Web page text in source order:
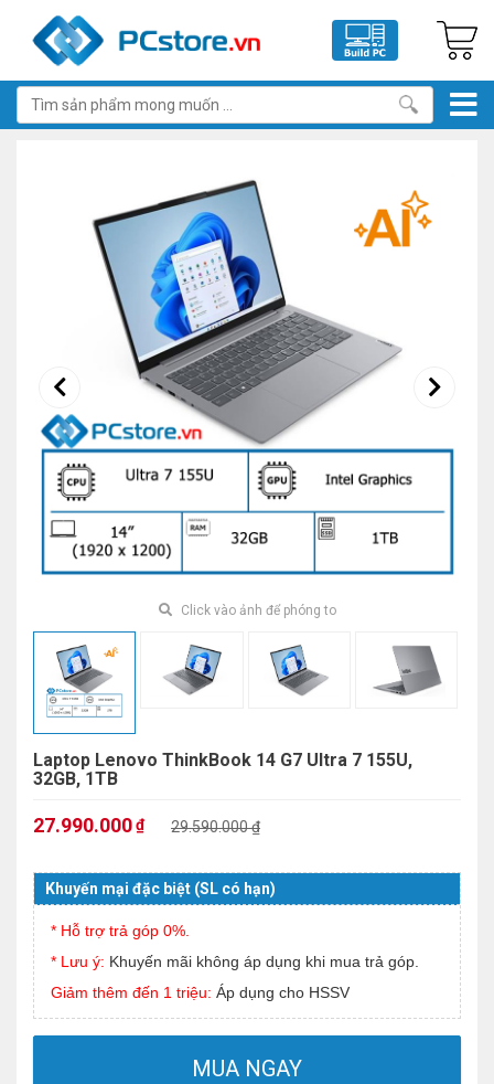
Click vào ảnh để phóng to
Laptop Lenovo ThinkBook 14 G7 Ultra 7 155U,
32GB, 1TB
27.990.000₫ 29.590.000 ₫
Khuyến mại đặc biệt (SL có hạn)
* Hỗ trợ trả góp 0%.
* Lưu ý: Khuyến mãi không áp dụng khi mua trả góp.
Giảm thêm đến 1 triệu: Áp dụng cho HSSV
MUA NGAY